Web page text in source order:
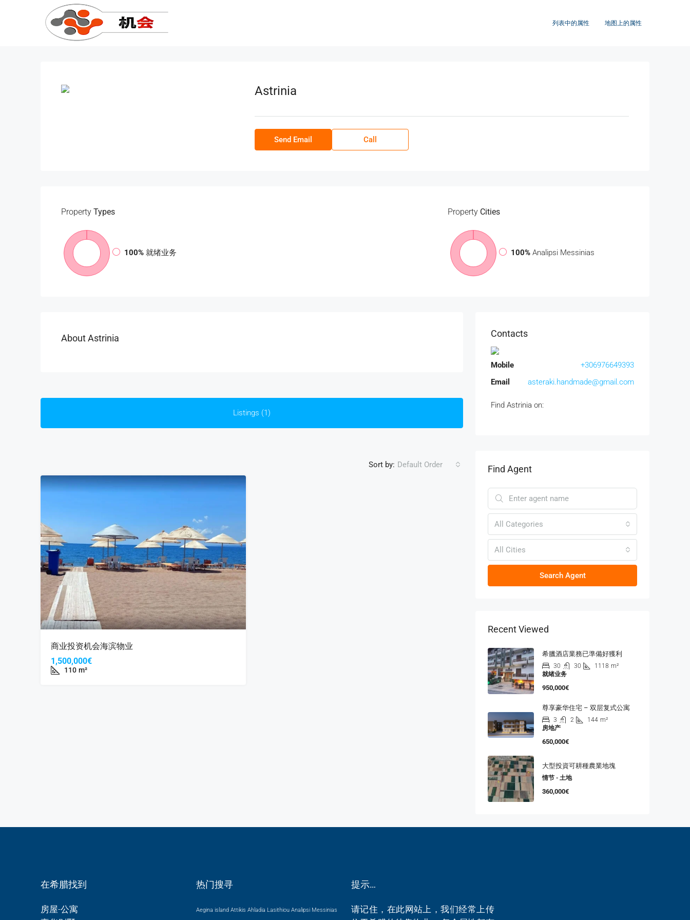
列表中的属性 地图上的属性
Astrinia
Send Email Call
Property Types
100% 就绪业务
Property Cities
100% Analipsi Messinias
About Astrinia
Listings (1)
Sort by: Default Order
商业投资机会海滨物业
1,500,000€
110 m²
Contacts
Mobile
+306976649393
Email
asteraki.handmade@gmail.com
Find Astrinia on:
Find Agent
All Categories
All Cities
Search Agent
Recent Viewed
希臘酒店業務已準備好獲利
30 30 1118 m²
就绪业务
950,000€
尊享豪华住宅 – 双层复式公寓
3 2 144 m²
房地产
650,000€
大型投資可耕種農業地塊
情节 - 土地
360,000€
在希腊找到
房屋-公寓
热门搜寻
Aegina island Attikis Ahladia Lasithiou Analipsi Messinias
提示…
请记住，在此网站上，我们经常上传